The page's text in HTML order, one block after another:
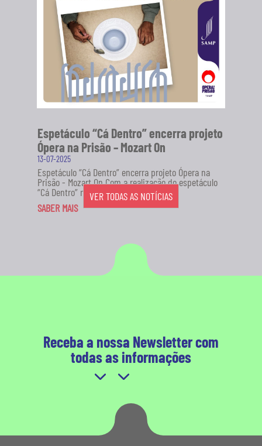
Espetáculo “Cá Dentro” encerra projeto
Ópera na Prisão – Mozart On
13-07-2025
Espetáculo “Cá Dentro” encerra projeto Ópera na
Prisão - Mozart On Com a realização do espetáculo
“Cá Dentro” no...
SABER MAIS
VER TODAS AS NOTÍCIAS
Receba a nossa Newsletter com
todas as informações